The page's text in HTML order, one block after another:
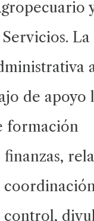
La
de apoyo
formación
control,